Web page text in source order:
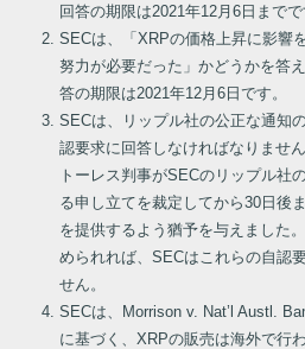
回答の期限は2021年12月6日までで
SECは、「XRPの価格上昇に影響
努力が必要だった」かどうかを答
答の期限は2021年12月6日です。
SECは、リップル社の公正な通知
認要求に回答しなければなりませ
トーレス判事がSECのリップル社
る申し立てを裁定してから30日後
を提供するよう猶予を与えました
められれば、SECはこれらの自認
せん。
SECは、Morrison v. Nat’l Austl.
に基づく、XRPの販売は海外で行